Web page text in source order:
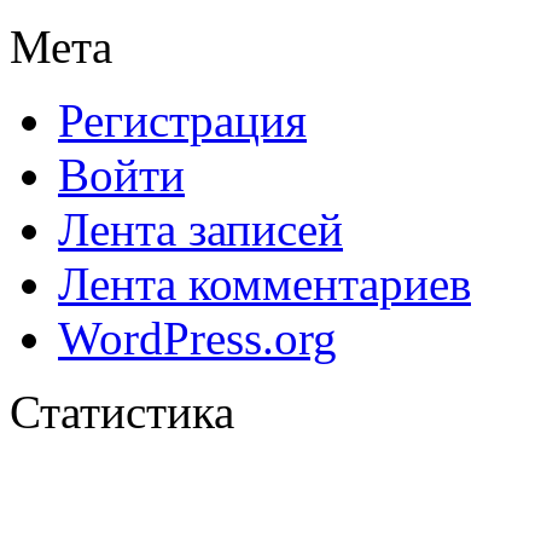
Мета
Регистрация
Войти
Лента записей
Лента комментариев
WordPress.org
Статистика